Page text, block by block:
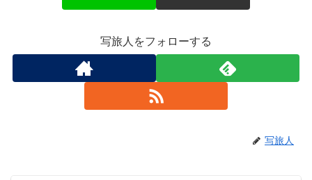
写旅人をフォローする
写旅人